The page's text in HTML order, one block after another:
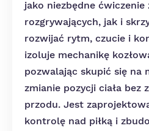
jako niezbędne
rozgrywających, jak i
rozwijać rytm, czucie i
izoluje mechanikę
pozwalając skupić się na
zmianie pozycji ciała bez
przodu. Jest
kontrolę nad piłką i